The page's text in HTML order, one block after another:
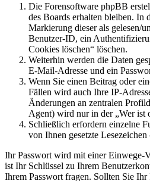
Die Forensoftware phpBB
des Boards erhalten bleiben. In
Markierung dieser als gelesen/
Benutzer-ID, ein
Cookies löschen“ löschen.
Weiterhin werden die Daten
E-Mail-Adresse und ein
Wenn Sie einen Beitrag oder
Fällen wird auch Ihre IP-
Änderungen an zentralen
Agent) wird nur in der „Wer ist
Schließlich erfordern einzelne
von Ihnen gesetzte
Ihr Passwort wird mit einer Einwege-
ist Ihr Schlüssel zu Ihrem
Ihrem Passwort fragen. Sollten Sie